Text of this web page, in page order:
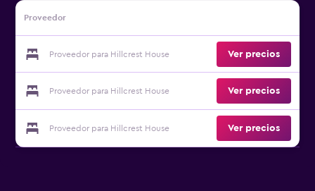
Proveedor
Proveedor para Hillcrest House Ver precios
Proveedor para Hillcrest House Ver precios
Proveedor para Hillcrest House Ver precios